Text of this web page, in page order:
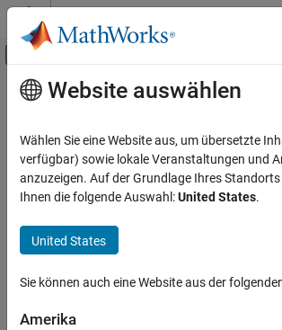
Weiter zum Inhalt
Umschaltung für Off-
Startseite der Dokumentation
Hauptinhalt
How useful was this
Website auswählen
Wählen Sie eine Website aus, um übersetzte
verfügbar) sowie lokale Veranstaltungen und
anzuzeigen. Auf der Grundlage Ihres
Ihnen die folgende Auswahl:United States.
United States
Sie können auch eine Website aus der
Amerika